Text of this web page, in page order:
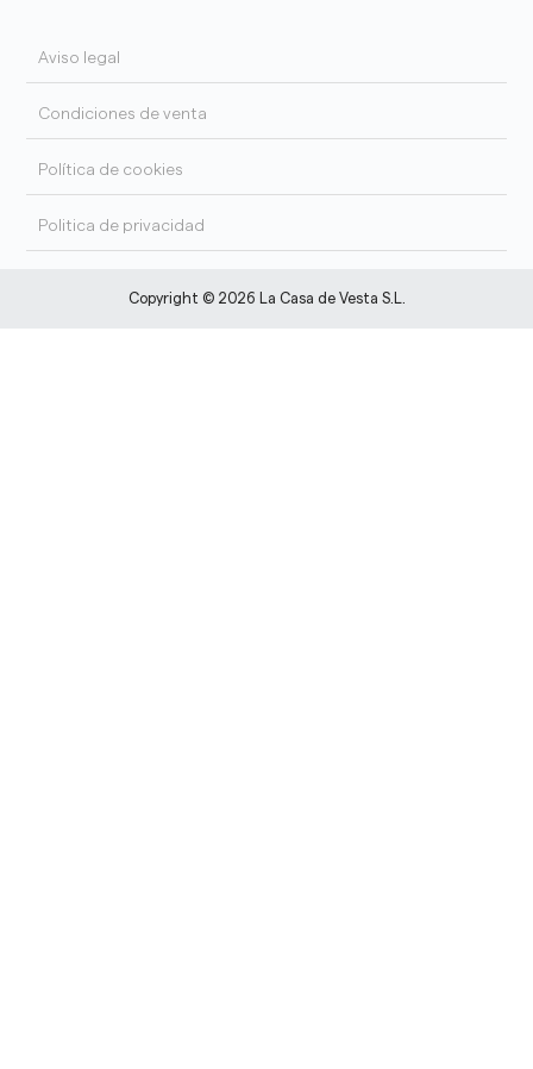
Aviso legal
Condiciones de venta
Política de cookies
Politica de privacidad
Copyright © 2026 La Casa de Vesta S.L.